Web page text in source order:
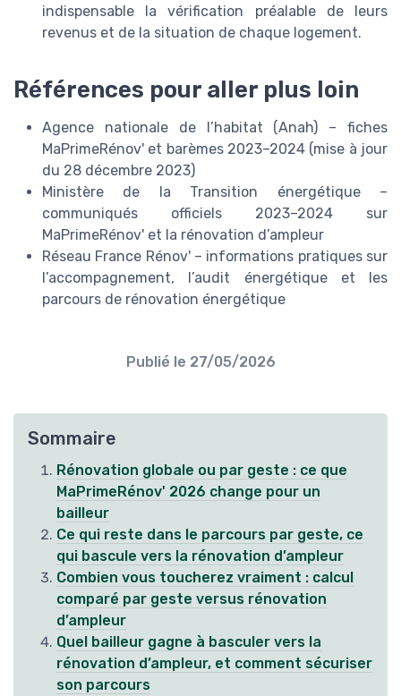
indispensable la vérification préalable de leurs
revenus et de la situation de chaque logement.
Références pour aller plus loin
Agence nationale de l’habitat (Anah) – fiches
MaPrimeRénov' et barèmes 2023–2024 (mise à jour
du 28 décembre 2023)
Ministère de la Transition énergétique –
communiqués officiels 2023–2024 sur
MaPrimeRénov' et la rénovation d’ampleur
Réseau France Rénov' – informations pratiques sur
l’accompagnement, l’audit énergétique et les
parcours de rénovation énergétique
Publié le 27/05/2026
Sommaire
Rénovation globale ou par geste : ce que
MaPrimeRénov' 2026 change pour un
bailleur
Ce qui reste dans le parcours par geste, ce
qui bascule vers la rénovation d’ampleur
Combien vous toucherez vraiment : calcul
comparé par geste versus rénovation
d’ampleur
Quel bailleur gagne à basculer vers la
rénovation d’ampleur, et comment sécuriser
son parcours